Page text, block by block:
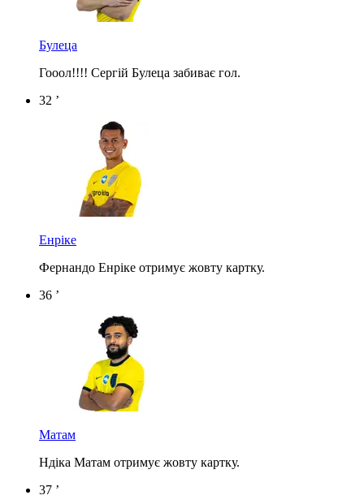
Булеца
Гооол!!!! Сергій Булеца забиває гол.
32 ’
Енріке
Фернандо Енріке отримує жовту картку.
36 ’
Матам
Ндіка Матам отримує жовту картку.
37 ’